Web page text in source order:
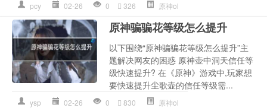
pcy 02-26 0 326 原神ol
原神骗骗花等级怎么提升
以下围绕“原神骗骗花等级怎么提升”主
题解决网友的困惑 原神壶中洞天信任等
级快速提升? 在《原神》游戏中,玩家想
要快速提升尘歌壶的信任等级需...
ysp 02-26 0 830 原神ol